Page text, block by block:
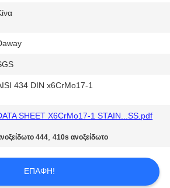
434 DIN x6CrMo17-1
SHEET X6CrMo17-1 STAIN...SS.pdf
444,410s ανοξείδωτο
ΕΠΑΦΉ!